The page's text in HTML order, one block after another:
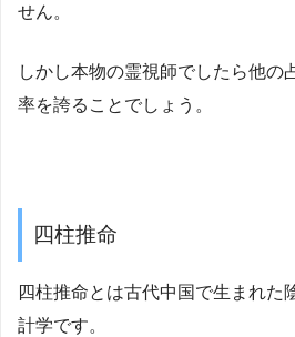
せん。
しかし本物の霊視師でしたら他の
率を誇ることでしょう。
四柱推命
四柱推命とは古代中国で生まれた
計学です。